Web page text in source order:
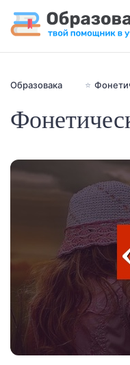
Образовака ⭐